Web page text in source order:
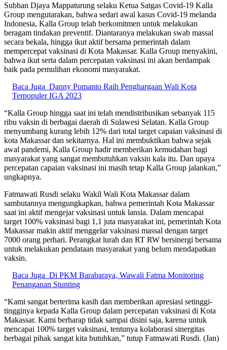
Subhan Djaya Mappaturung selaku Ketua Satgas Covid-19 Kalla
Group mengutarakan, bahwa sedari awal kasus Covid-19 melanda
Indonesia, Kalla Group telah berkomitmen untuk melakukan
beragam tindakan preventif. Diantaranya melakukan swab massal
secara bekala, hingga ikut aktif bersama pemerintah dalam
mempercepat vaksinasi di Kota Makassar. Kalla Group menyakini,
bahwa ikut serta dalam percepatan vaksinasi ini akan berdampak
baik pada pemulihan ekonomi masyarakat.
Baca Juga Danny Pomanto Raih Penghargaan Wali Kota
Terpopuler IGA 2023
“Kalla Group hingga saat ini telah mendistribusikan sebanyak 115
ribu vaksin di berbagai daerah di Sulawesi Selatan. Kalla Group
menyumbang kurang lebih 12% dari total target capaian vaksinasi di
kota Makassar dan sekitarnya. Hal ini membuktikan bahwa sejak
awal pandemi, Kalla Group hadir memberikan kemudahan bagi
masyarakat yang sangat membutuhkan vaksin kala itu. Dan upaya
percepatan capaian vaksinasi ini masih tetap Kalla Group jalankan,”
ungkapnya.
Fatmawati Rusdi selaku Wakil Wali Kota Makassar dalam
sambutannya mengungkapkan, bahwa pemerintah Kota Makassar
saat ini aktif mengejar vaksinasi untuk lansia. Dalam mencapai
target 100% vaksinasi bagi 1,1 juta masyarakat ini, pemerintah Kota
Makassar makin aktif menggelar vaksinasi massal dengan target
7000 orang perhari. Perangkat lurah dan RT RW bersinergi bersama
untuk melakukan pendataan masyarakat yang belum mendapatkan
vaksin.
Baca Juga Di PKM Barabaraya, Wawali Fatma Monitoring
Penanganan Stunting
“Kami sangat berterima kasih dan memberikan apresiasi setinggi-
tingginya kepada Kalla Group dalam percepatan vaksinasi di Kota
Makassar. Kami berharap tidak sampai disini saja, karena untuk
mencapai 100% target vaksinasi, tentunya kolaborasi sinergitas
berbagai pihak sangat kita butuhkan,” tutup Fatmawati Rusdi. (Jan)